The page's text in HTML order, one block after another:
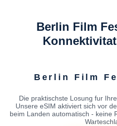
Berlin Film
Berlin Film
Die praktischste Losung fur
Unsere eSIM aktiviert sich vor
beim Landen automatisch - keine